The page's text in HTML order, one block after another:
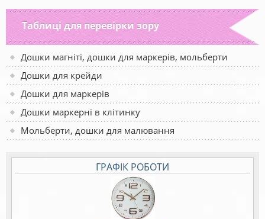
Таблиці для перевірки зору
Дошки магніті, дошки для маркерів, мольберти
Дошки для крейди
Дошки для маркерів
Дошки маркерні в клітинку
Мольберти, дошки для малювання
ГРАФІК РОБОТИ